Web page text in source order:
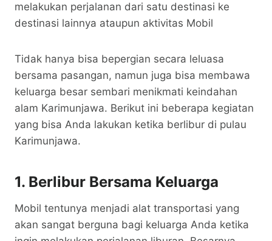
melakukan perjalanan dari satu destinasi ke
destinasi lainnya ataupun aktivitas Mobil
Tidak hanya bisa bepergian secara leluasa
bersama pasangan, namun juga bisa membawa
keluarga besar sembari menikmati keindahan
alam Karimunjawa. Berikut ini beberapa kegiatan
yang bisa Anda lakukan ketika berlibur di pulau
Karimunjawa.
1. Berlibur Bersama Keluarga
Mobil tentunya menjadi alat transportasi yang
akan sangat berguna bagi keluarga Anda ketika